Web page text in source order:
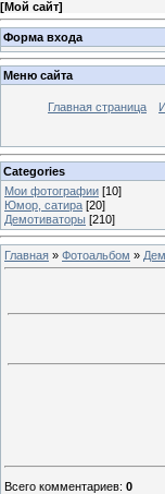
[Мой сайт]
Форма входа
Меню сайта
Главная страница
Categories
Мои фотографии [10]
Юмор, сатира [20]
Демотиваторы [210]
Главная » Фотоальбом »
Всего комментариев: 0